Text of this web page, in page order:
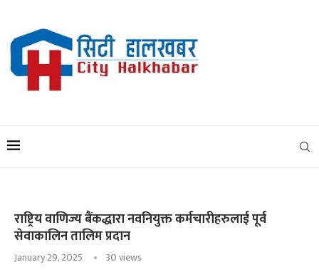
राष्ट्रिय वाणिज्य बैंकद्धारा नवनियुक्त कर्मचारीहरुलाई पूर्व
सेवाकालिन तालिम प्रदान
January 29, 2025 30views